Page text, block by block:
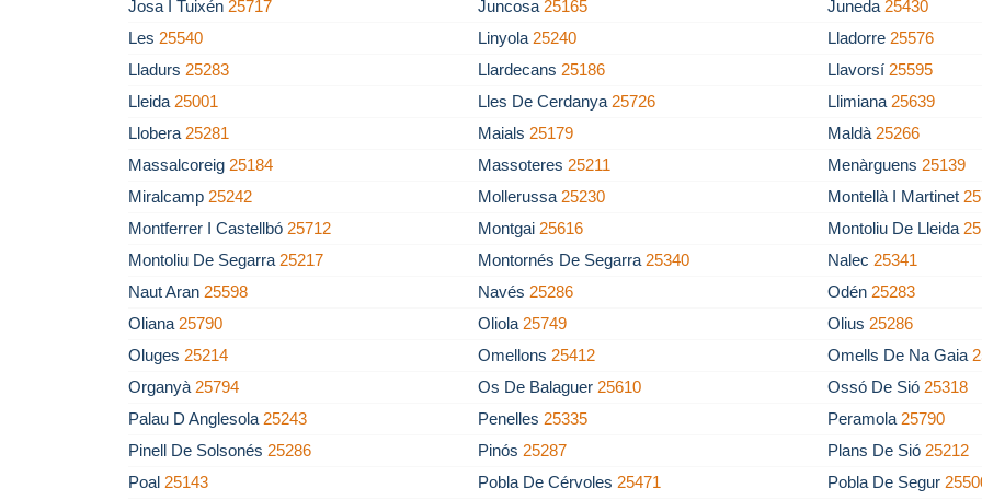
Josa I Tuixén 25717 Juncosa 25165 Juneda 25430
Les 25540 Linyola 25240 Lladorre 25576
Lladurs 25283 Llardecans 25186 Llavorsí 25595
Lleida 25001 Lles De Cerdanya 25726 Llimiana 25639
Llobera 25281 Maials 25179 Maldà 25266
Massalcoreig 25184 Massoteres 25211 Menàrguens 25139
Miralcamp 25242 Mollerussa 25230 Montellà I Martinet
Montferrer I Castellbó 25712 Montgai 25616 Montoliu De Lleida
Montoliu De Segarra 25217 Montornés De Segarra 25340 Nalec 25341
Naut Aran 25598 Navés 25286 Odén 25283
Oliana 25790 Oliola 25749 Olius 25286
Oluges 25214 Omellons 25412 Omells De Na Gaia
Organyà 25794 Os De Balaguer 25610 Ossó De Sió 25318
Palau D Anglesola 25243 Penelles 25335 Peramola 25790
Pinell De Solsonés 25286 Pinós 25287 Plans De Sió 25212
Poal 25143 Pobla De Cérvoles 25471 Pobla De Segur